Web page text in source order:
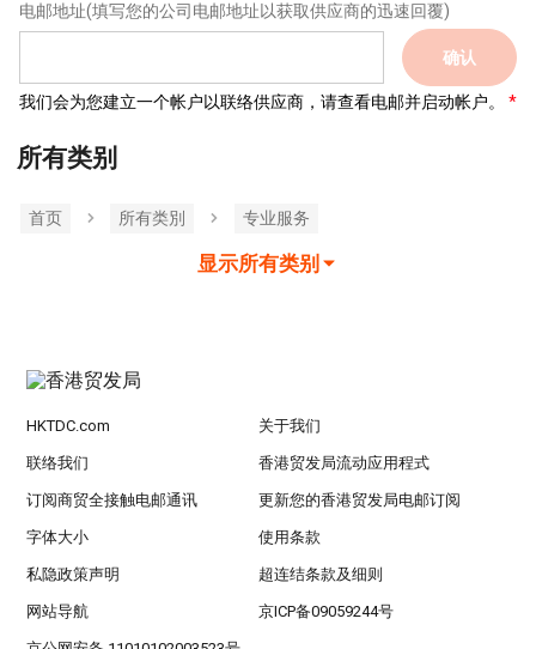
电邮地址(填写您的公司电邮地址以获取供应商的迅速回覆)
确认
我们会为您建立一个帐户以联络供应商，请查看电邮并启动帐户。
所有类别
首页 所有类別 专业服务
显示所有类别
HKTDC.com 关于我们
联络我们 香港贸发局流动应用程式
订阅商贸全接触电邮通讯 更新您的香港贸发局电邮订阅
字体大小 使用条款
私隐政策声明 超连结条款及细则
网站导航 京ICP备09059244号